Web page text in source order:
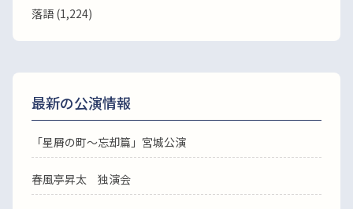
落語(1,224)
最新の公演情報
「星屑の町～忘却篇」宮城公演
春風亭昇太 独演会